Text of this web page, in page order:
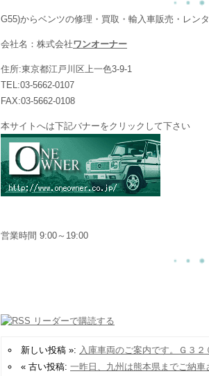
G55)からベンツの修理・買取・輸入車販売・レン
会社名：株式会社ワンオーナー
住所:東京都江戸川区上一色3-9-1
TEL:03-5662-0107
FAX:03-5662-0108
本サイトへは下記バナーをクリックして下さい
営業時間 9:00～19:00
新しい投稿 »: 入庫車両のご案内です。Ｇ３２
« 古い投稿: 一昨日、九州は熊本県までご納